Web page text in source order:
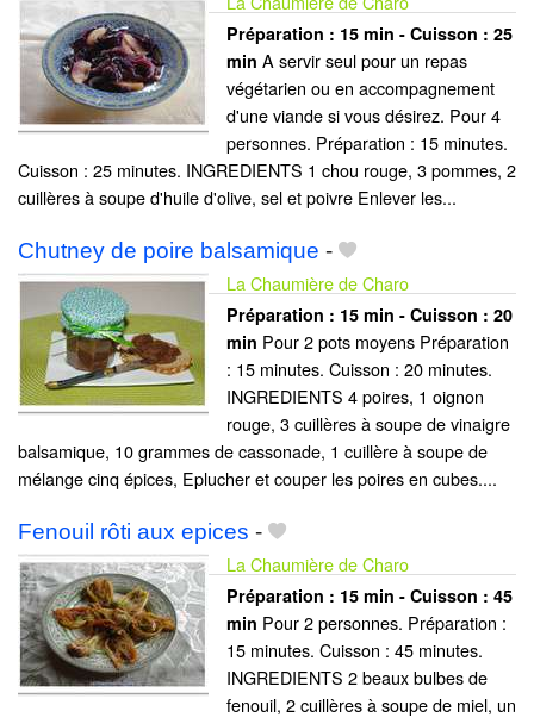
Préparation : 15 min - Cuisson : 25
min A servir seul pour un repas
végétarien ou en accompagnement
d'une viande si vous désirez. Pour 4
personnes. Préparation : 15 minutes.
Cuisson : 25 minutes. INGREDIENTS 1 chou rouge, 3 pommes, 2
cuillères à soupe d'huile d'olive, sel et poivre Enlever les...
Chutney de poire balsamique -
La Chaumière de Charo
Préparation : 15 min - Cuisson : 20
min Pour 2 pots moyens Préparation
: 15 minutes. Cuisson : 20 minutes.
INGREDIENTS 4 poires, 1 oignon
rouge, 3 cuillères à soupe de vinaigre
balsamique, 10 grammes de cassonade, 1 cuillère à soupe de
mélange cinq épices, Eplucher et couper les poires en cubes....
Fenouil rôti aux epices -
La Chaumière de Charo
Préparation : 15 min - Cuisson : 45
min Pour 2 personnes. Préparation :
15 minutes. Cuisson : 45 minutes.
INGREDIENTS 2 beaux bulbes de
fenouil, 2 cuillères à soupe de miel, un